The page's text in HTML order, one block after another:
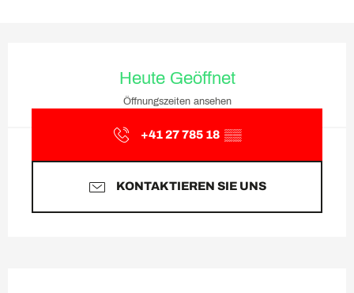
Heute Geöffnet
Öffnungszeiten ansehen
+41 27 785 18 ▒▒
KONTAKTIEREN SIE UNS